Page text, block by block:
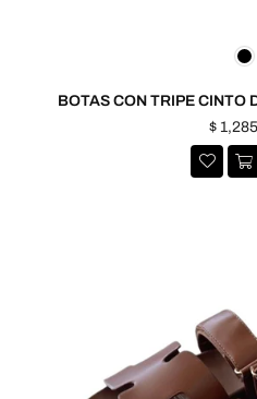
BOTAS CON TRIPE CINTO
Precio
habitual
$